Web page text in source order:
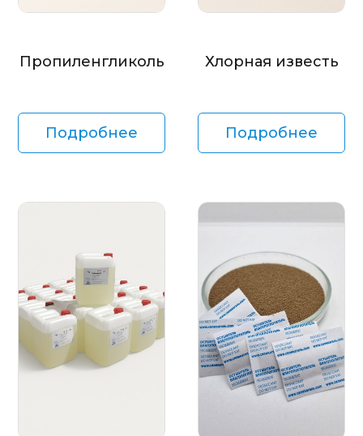
Пропиленгликоль
Подробнее
Хлорная известь
Подробнее